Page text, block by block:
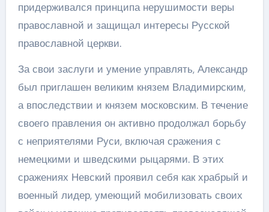
придерживался принципа нерушимости веры
православной и защищал интересы Русской
православной церкви.
За свои заслуги и умение управлять, Александр
был приглашен великим князем Владимирским,
а впоследствии и князем московским. В течение
своего правления он активно продолжал борьбу
с неприятелями Руси, включая сражения с
немецкими и шведскими рыцарями. В этих
сражениях Невский проявил себя как храбрый и
военный лидер, умеющий мобилизовать своих